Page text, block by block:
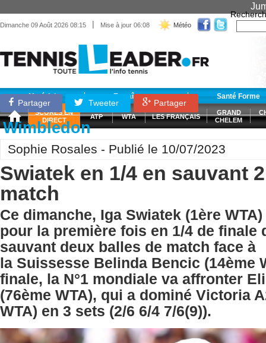
Dimanche 09 Août 2026 08:15 | Mise à jour 06:08 Météo
Matériel Entraînement Santé Forme
SCORES EN
DIRECT
ATP WTA LES FRANÇAIS
GRAND
CHELEM
Partager Tweeter Partager
Wimbledon
Sophie Rosales - Publié le 10/07/2023
Swiatek en 1/4 en sauvant
match
Ce dimanche, Iga Swiatek (1ère
pour la première fois en 1/4 de finale
sauvant deux balles de match face à
la Suissesse Belinda Bencic (14ème
finale, la N°1 mondiale va affronter
(76ème WTA), qui a dominé Victoria
WTA) en 3 sets (2/6 6/4 7/6(9)).